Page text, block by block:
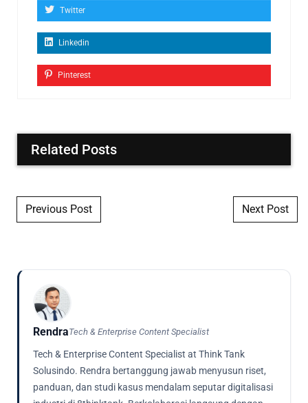
Twitter
Linkedin
Pinterest
Related Posts
Post navigation
Previous Post Next Post
RendraTech & Enterprise Content Specialist
Tech & Enterprise Content Specialist at Think Tank
Solusindo. Rendra bertanggung jawab menyusun riset,
panduan, dan studi kasus mendalam seputar digitalisasi